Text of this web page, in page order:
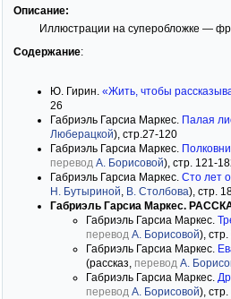
Описание:
Иллюстрации на суперобложке —
Содержание:
Ю. Гирин. «Жить, чтобы
26
Габриэль Гарсиа Маркес. Палая
Люберацкой), стр.27-120
Габриэль Гарсиа Маркес.
перевод А. Борисовой), стр. 121-
Габриэль Гарсиа Маркес. Сто лет
Н. Бутыриной, В. Столбова), стр.
Габриэль Гарсиа Маркес.
Габриэль Гарсиа Маркес.
перевод А. Борисовой),
Габриэль Гарсиа Маркес.
(рассказ, перевод А.
Габриэль Гарсиа Маркес.
перевод А. Борисовой),